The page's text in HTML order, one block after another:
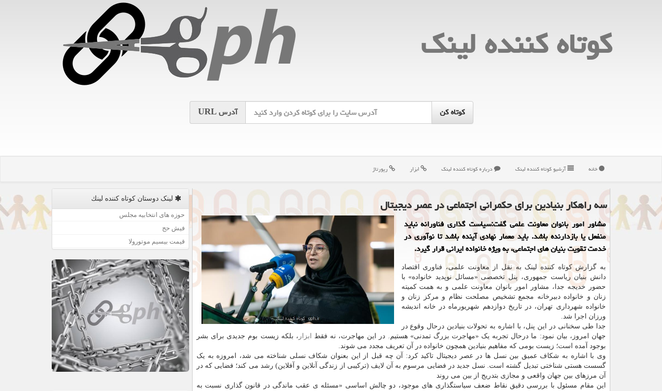
كوتاه كننده لینك
آدرسURL
خانه آرشیو كوتاه كننده لینك درباره كوتاه كننده لینك ابزار رپورتاژ
سه راهکار بنیادین برای حکمرانی اجتماعی در عصر دیجیتال
مشاور امور بانوان معاونت علمی گفت:سیاست گذاری فناورانه نباید
منفعل یا بازدارنده باشد. باید معمار نهادی آینده باشد تا نوآوری در
خدمت تقویت بنیان های اجتماعی، به ویژه خانواده ایرانی قرار گیرد.
به گزارش کوتاه کننده لینک به نقل از معاونت علمی، فناوری اقتصاد
دانش بنیان ریاست جمهوری، پنل تخصصی «مسائل نوپدید خانواده» با
حضور خدیجه جدا، مشاور امور بانوان معاونت علمی و به همت کمیته
زنان و خانواده دبیرخانه مجمع تشخیص مصلحت نظام و مرکز زنان و
خانواده شهرداری تهران، در تاریخ دوازدهم شهریورماه در خانه اندیشه
ورزان اجرا شد.
جدا طی سخنانی در این پنل، با اشاره به تحولات بنیادین درحال وقوع در
جهان امروز، بیان نمود: ما درحال تجربه یک «مهاجرت بزرگ تمدنی» هستیم. در این مهاجرت، نه فقط
ابزار ، بلکه زیست بوم جدیدی برای بشر
بوجود آمده است؛ زیست بومی که مفاهیم بنیادین همچون خانواده در آن تعریف مجدد می شوند.
وی با اشاره به شکاف عمیق بین نسل ها در عصر دیجیتال تاکید کرد: آن چه قبل از این بعنوان شکاف نسلی شناخته می شد، امروزه به یک
گسست هستی شناختی تبدیل گشته است. نسل جدید در فضایی مرسوم به آن لایف (ترکیبی از زندگی آنلاین و آفلاین) رشد می کند؛ فضایی که در
آن مرزهای بین جهان واقعی و مجازی بتدریج از بین می روند
این مقام مسئول با بررسی دقیق نقاط ضعف سیاستگذاری های موجود، دو چالش اساسی «مسئله ی عقب ماندگی در قانون گذاری نسبت به
لینک دوستان كوتاه كننده لینك
حوزه های انتخابیه مجلس
فیش حج
قیمت بیسیم موتورولا